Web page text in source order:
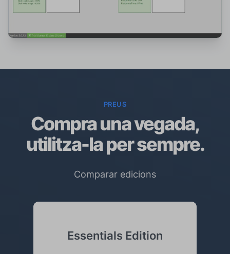
PREUS
Compra una vegada,
utilitza-la per sempre.
Comparar edicions
Essentials Edition